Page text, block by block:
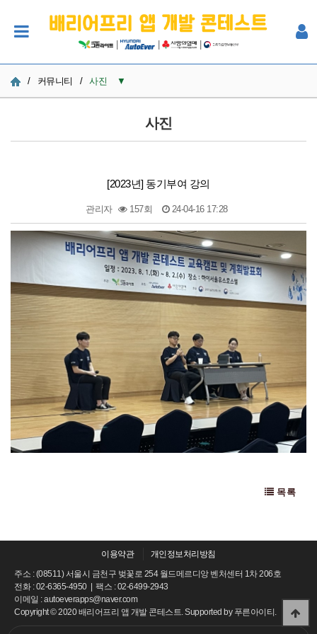
| | |
/ 커뮤니티 / 사진 ▼
사진
사진
[2023년] 동기부여 강의
관리자 157회 24-04-16 17:28
본문
목록
이용약관
개인정보처리방침
주소 : (08511) 서울시 금천구 벚꽃로 254 월드메르디앙 벤처센터 1차 206호
전화 : 02-6365-4950 | 팩스 : 02-6499-2943
이메일 : autoeverapps@naver.com
Copyright © 2020 배리어프리 앱 개발 콘테스트. Supported by 푸른아이티.